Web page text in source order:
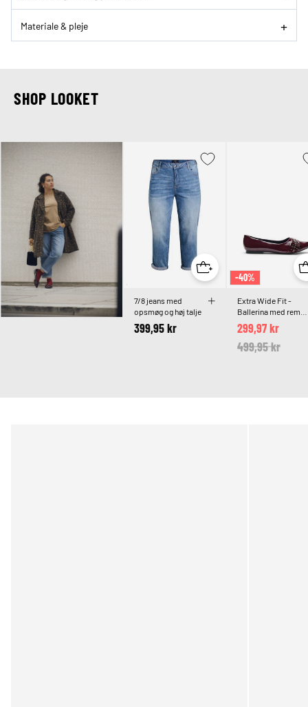
Materiale & pleje
SHOP LOOKET
7/8 jeans med
opsmøg og høj talje
399,95 kr
-40%
Extra Wide Fit -
Ballerina med rem
og nitter
Price reduced
499,95 krto
299,97 kr